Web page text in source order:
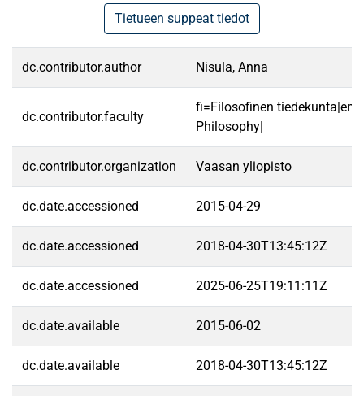
Tietueen suppeat tiedot
dc.contributor.author Nisula, Anna
dc.contributor.faculty
fi=Filosofinen
Philosophy|
dc.contributor.organization Vaasan yliopisto
dc.date.accessioned 2015-04-29
dc.date.accessioned 2018-04-30T13:45:12Z
dc.date.accessioned 2025-06-25T19:11:11Z
dc.date.available 2015-06-02
dc.date.available 2018-04-30T13:45:12Z